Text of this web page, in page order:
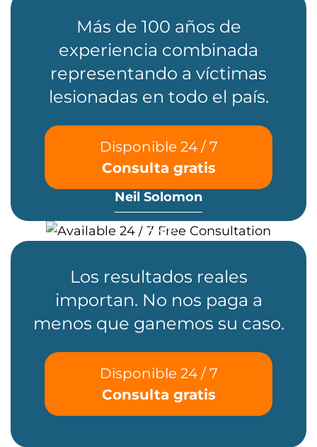
Más de 100 años de
experiencia combinada
representando a víctimas
lesionadas en todo el país.
Disponible 24 / 7
Consulta gratis
Neil Solomon
Socio
Los resultados reales
importan. No nos paga a
menos que ganemos su caso.
Disponible 24 / 7
Consulta gratis